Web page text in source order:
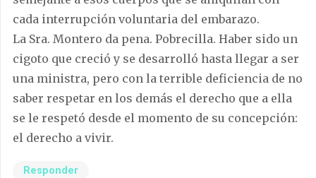
cada interrupción voluntaria del embarazo.
La Sra. Montero da pena. Pobrecilla. Haber sido un
cigoto que creció y se desarrolló hasta llegar a ser
una ministra, pero con la terrible deficiencia de no
saber respetar en los demás el derecho que a ella
se le respetó desde el momento de su concepción:
el derecho a vivir.
Responder